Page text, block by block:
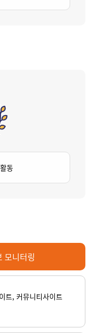
동
모니터링
트, 커뮤니티사이트